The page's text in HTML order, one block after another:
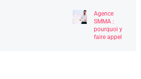
Agence
SMMA :
pourquoi y
faire appel